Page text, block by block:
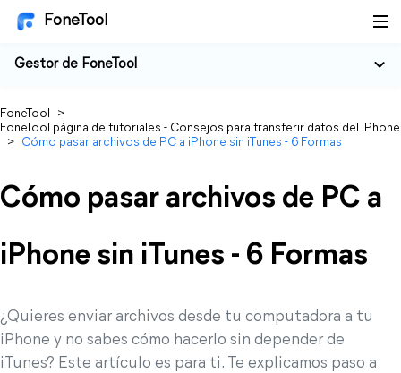
FoneTool
Gestor de FoneTool
FoneTool
>
FoneTool página de tutoriales - Consejos para transferir datos del iPhone
> Cómo pasar archivos de PC a iPhone sin iTunes - 6 Formas
Cómo pasar archivos de PC a
iPhone sin iTunes - 6 Formas
¿Quieres enviar archivos desde tu computadora a tu
iPhone y no sabes cómo hacerlo sin depender de
iTunes? Este artículo es para ti. Te explicamos paso a